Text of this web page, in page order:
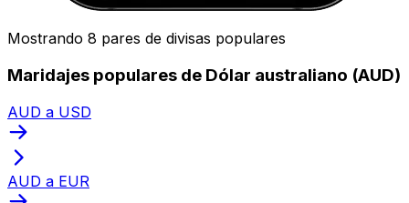
Mostrando 8 pares de divisas populares
Maridajes populares de Dólar australiano (AUD)
AUD a USD
AUD a EUR